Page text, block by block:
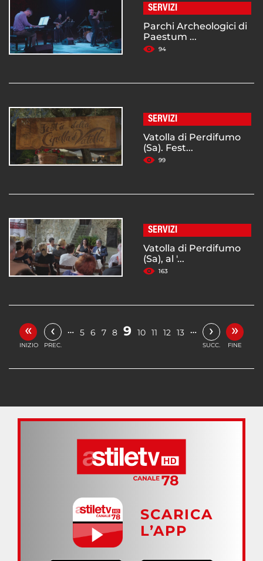
SERVIZI
Parchi Archeologici di
Paestum ...
94
SERVIZI
Vatolla di Perdifumo
(Sa). Fest...
99
SERVIZI
Vatolla di Perdifumo
(Sa), al '...
163
«
INIZIO
‹
PREC.
… 5 6 7 8 9 10 11 12 13 … ›
SUCC.
»
FINE
SCARICA
L’APP